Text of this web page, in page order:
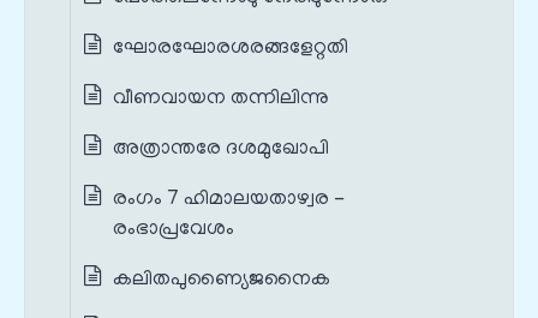
ഘോരഘോരശരങ്ങളേറ്റതി
വീണവായന തന്നിലിന്നു
അത്രാന്തരേ ദശമുഖോപി
രംഗം 7 ഹിമാലയതാഴ്വര -
രംഭാപ്രവേശം
കലിതപുണ്യൈജനൈക